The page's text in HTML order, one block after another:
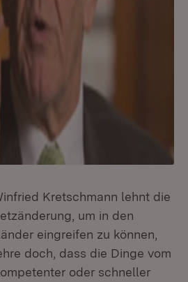
Kretschmann lehnt die
um in den
eingreifen zu können,
doch, dass die Dinge vom
oder schneller